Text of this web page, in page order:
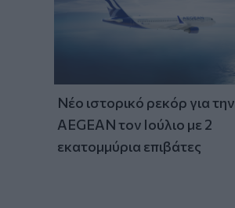
Νέο ιστορικό ρεκόρ για την
AEGEAN τον Ιούλιο με 2
εκατομμύρια επιβάτες